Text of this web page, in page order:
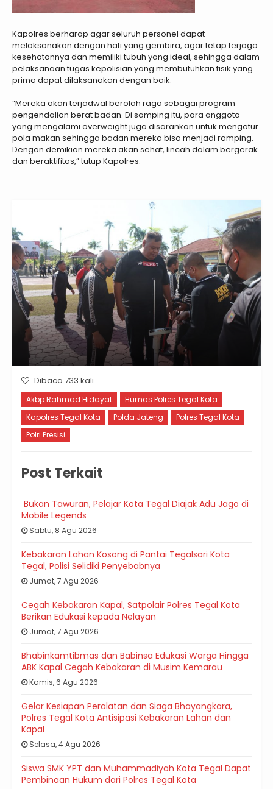
Kapolres berharap agar seluruh personel dapat
melaksanakan dengan hati yang gembira, agar tetap terjaga
kesehatannya dan memiliki tubuh yang ideal, sehingga dalam
pelaksanaan tugas kepolisian yang membutuhkan fisik yang
prima dapat dilaksanakan dengan baik.
.
“Mereka akan terjadwal berolah raga sebagai program
pengendalian berat badan. Di samping itu, para anggota
yang mengalami overweight juga disarankan untuk mengatur
pola makan sehingga badan mereka bisa menjadi ramping.
Dengan demikian mereka akan sehat, lincah dalam bergerak
dan beraktifitas,” tutup Kapolres.
Dibaca 733 kali
Akbp Rahmad Hidayat
Humas Polres Tegal Kota
Kapolres Tegal Kota
Polda Jateng
Polres Tegal Kota
Polri Presisi
Post Terkait
Bukan Tawuran, Pelajar Kota Tegal Diajak Adu Jago di
Mobile Legends
Sabtu, 8 Agu 2026
Kebakaran Lahan Kosong di Pantai Tegalsari Kota
Tegal, Polisi Selidiki Penyebabnya
Jumat, 7 Agu 2026
Cegah Kebakaran Kapal, Satpolair Polres Tegal Kota
Berikan Edukasi kepada Nelayan
Jumat, 7 Agu 2026
Bhabinkamtibmas dan Babinsa Edukasi Warga Hingga
ABK Kapal Cegah Kebakaran di Musim Kemarau
Kamis, 6 Agu 2026
Gelar Kesiapan Peralatan dan Siaga Bhayangkara,
Polres Tegal Kota Antisipasi Kebakaran Lahan dan
Kapal
Selasa, 4 Agu 2026
Siswa SMK YPT dan Muhammadiyah Kota Tegal Dapat
Pembinaan Hukum dari Polres Tegal Kota